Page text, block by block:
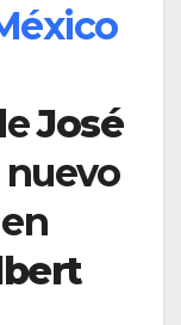
José